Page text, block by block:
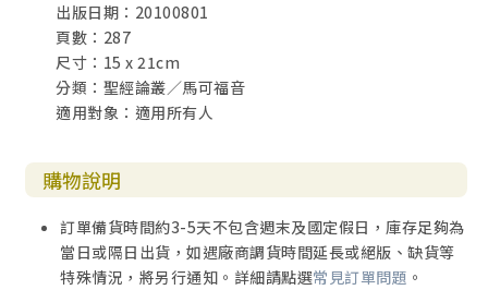
出版日期：20100801
頁數：287
尺寸：15 x 21cm
分類：聖經論叢／馬可福音
適用對象：適用所有人
購物說明
訂單備貨時間約3-5天不包含週末及國定假日，庫存足夠為
當日或隔日出貨，如遇廠商調貨時間延長或絕版、缺貨等
特殊情況，將另行通知。詳細請點選常見訂單問題 。